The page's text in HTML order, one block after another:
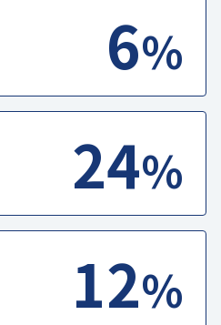
6%
24%
12%